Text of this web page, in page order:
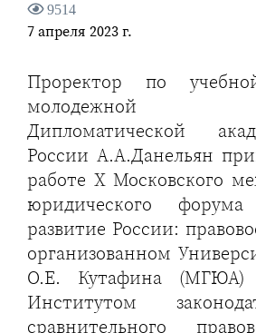
9514
7 апреля 2023 г.
Проректор по
молодежной
Дипломатической
России А.А.Данельян
работе X Московского
юридического форума
развитие России:
организованном
О.Е. Кутафина (МГЮА)
Институтом
сравнительного